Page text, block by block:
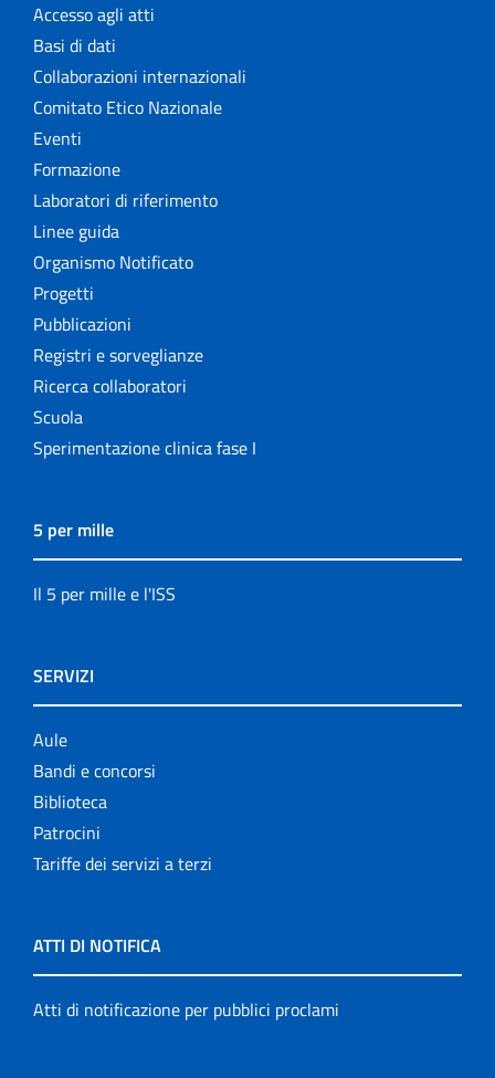
Accesso agli atti
Basi di dati
Collaborazioni internazionali
Comitato Etico Nazionale
Eventi
Formazione
Laboratori di riferimento
Linee guida
Organismo Notificato
Progetti
Pubblicazioni
Registri e sorveglianze
Ricerca collaboratori
Scuola
Sperimentazione clinica fase I
5 per mille
Il 5 per mille e l'ISS
SERVIZI
Aule
Bandi e concorsi
Biblioteca
Patrocini
Tariffe dei servizi a terzi
ATTI DI NOTIFICA
Atti di notificazione per pubblici proclami